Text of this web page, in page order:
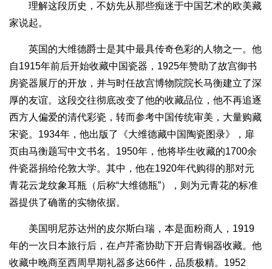
理解这段历史，不妨先从那些痴迷于中国艺术的欧美藏
家说起。
英国的大维德爵士是其中最具传奇色彩的人物之一。他
自1915年前后开始收藏中国瓷器，1925年赞助了故宫御书
房瓷器展厅的开放，并与时任故宫博物院院长马衡建立了深
厚的友谊。这段交往彻底改变了他的收藏品位，他不再追逐
西方人偏爱的清代彩瓷，转而参考中国传统审美，大量购藏
宋瓷。1934年，他出版了《大维德藏中国陶瓷图录》，扉
页由马衡题写中文书名。1950年，他将毕生收藏的1700余
件瓷器捐给伦敦大学。其中，他在1920年代购得的那对元
青花云龙纹象耳瓶（后称“大维德瓶”），则为元青花的标准
器提供了确凿的实物依据。
美国明尼苏达州的皮尔斯白瑞，本是面粉商人，1919
年的一次日本旅行后，在卢芹斋协助下开启青铜器收藏。他
收藏中晚商至西周早期礼器多达66件，品质极精。1952